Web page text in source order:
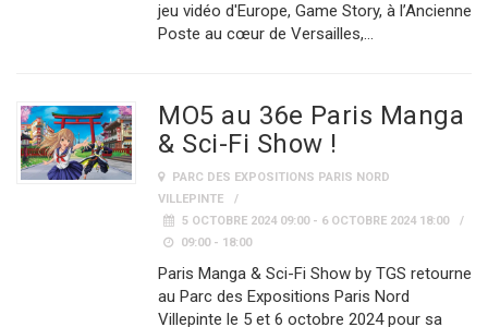
jeu vidéo d'Europe, Game Story, à l’Ancienne
Poste au cœur de Versailles,…
MO5 au 36e Paris Manga
& Sci-Fi Show !
PARC DES EXPOSITIONS PARIS NORD
VILLEPINTE
5 OCTOBRE 2024 09:00 - 6 OCTOBRE 2024 18:00
09:00 - 18:00
Paris Manga & Sci-Fi Show by TGS retourne
au Parc des Expositions Paris Nord
Villepinte le 5 et 6 octobre 2024 pour sa